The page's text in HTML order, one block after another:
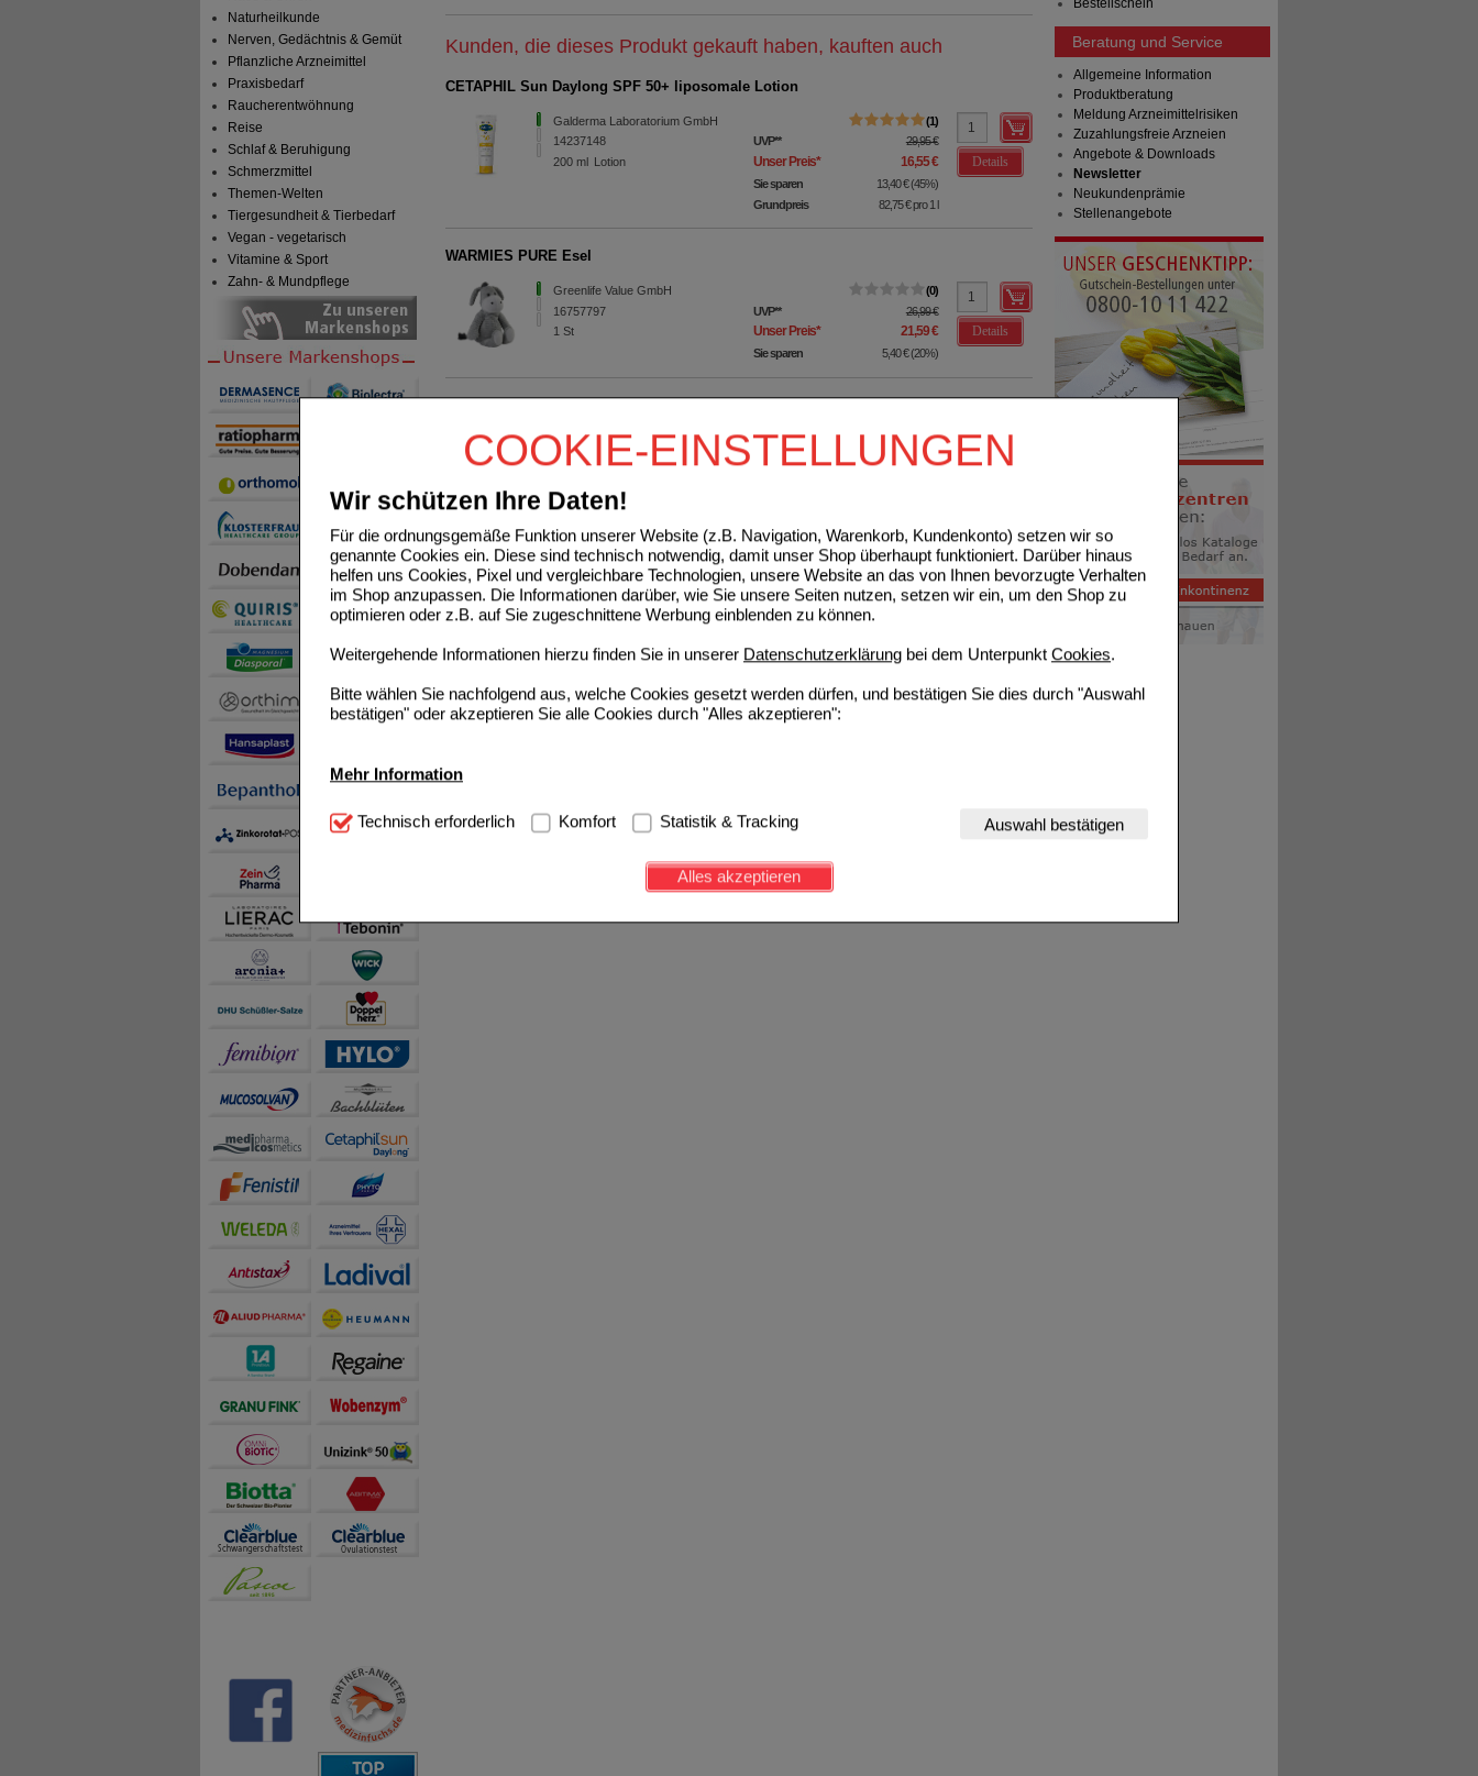
COOKIE-EINSTELLUNGEN
Wir schützen Ihre Daten!
Für die ordnungsgemäße Funktion unserer Website (z.B. Navigation, Warenkorb, Kundenkonto) setzen wir so
genannte Cookies ein. Diese sind technisch notwendig, damit unser Shop überhaupt funktioniert. Darüber hinaus
helfen uns Cookies, Pixel und vergleichbare Technologien, unsere Website an das von Ihnen bevorzugte Verhalten
im Shop anzupassen. Die Informationen darüber, wie Sie unsere Seiten nutzen, setzen wir ein, um den Shop zu
optimieren oder z.B. auf Sie zugeschnittene Werbung einblenden zu können.
Weitergehende Informationen hierzu finden Sie in unserer Datenschutzerklärung bei dem Unterpunkt Cookies.
Bitte wählen Sie nachfolgend aus, welche Cookies gesetzt werden dürfen, und bestätigen Sie dies durch "Auswahl
bestätigen" oder akzeptieren Sie alle Cookies durch "Alles akzeptieren":
Mehr Information
Technisch Notwendig: Hierbei handelt es sich um Cookies, die für die Grundfunktionen unserer Website
notwendig sind (z.B. Navigation, Warenkorb, Kundenkonto), weshalb auf diese nicht verzichtet werden kann.
Diese Cookies werden genutzt um das Einkaufserlebnis noch ansprechender zu gestalten,
beispielsweise für die Wiedererkennung des Besuchers oder unsere Seite an bevorzugte Verhaltensweisen (z.B.
Inhalte anzuzeigen und unser Partnerprogramm zu betreiben.
Statistik & Tracking:
sammeln, mit deren Hilfe wir unsere Website weiter für Sie optimieren können, den Inhalt auf unserer Website aber
auch die Werbung auf Drittseiten möglichst relevant für Sie zu gestalten. Bitte beachten Sie, dass Daten hierfür
teilweise an Dritte wie z.B. Google oder soziale Medien übertragen werden.
Technisch erforderlich Komfort Statistik & Tracking Auswahl bestätigen
Alles akzeptieren
Naturheilkunde
Nerven, Gedächtnis & Gemüt
Pflanzliche Arzneimittel
Praxisbedarf
Raucherentwöhnung
Reise
Schlaf & Beruhigung
Schmerzmittel
Themen-Welten
Tiergesundheit & Tierbedarf
Vegan - vegetarisch
Vitamine & Sport
Zahn- & Mundpflege
Kunden, die dieses Produkt gekauft haben, kauften auch
CETAPHIL Sun Daylong SPF 50+ liposomale Lotion
Galderma Laboratorium GmbH
14237148
200 ml Lotion
1
UVP** 29,95 €
Unser Preis* 16,55 €
Sie sparen 13,40 €(45%)
Grundpreis
82,75 €pro 1 l
Details
WARMIES PURE Esel
Greenlife Value GmbH
16757797
1St
0
UVP** 26,99 €
Unser Preis* 21,59 €
Sie sparen 5,40 €(20%)
Details
HANSAPLAST Classic Pflaster 6 cmx2 m
Beiersdorf AG
16739693
0
5,25 €
Bestellschein
Beratung und Service
Allgemeine Information
Produktberatung
Meldung Arzneimittelrisiken
Zuzahlungsfreie Arzneien
Angebote & Downloads
Newsletter
Neukundenprämie
Stellenangebote